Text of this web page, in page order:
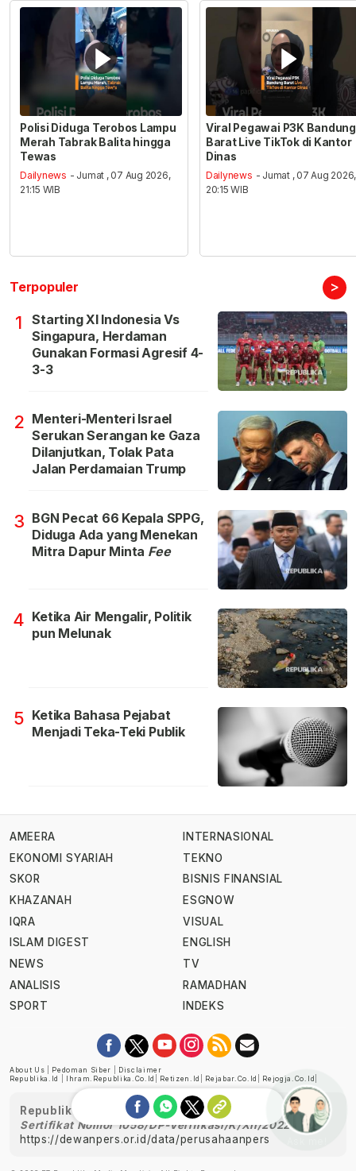
Polisi Diduga Terobos Lampu
Merah Tabrak Balita hingga
Tewas
Dailynews - Jumat , 07 Aug 2026,
21:15 WIB
Viral Pegawai P3K Bandung
Barat Live TikTok di Kantor
Dinas
Dailynews - Jumat , 07 Aug 2026,
20:15 WIB
Terpopuler >
1
Starting XI Indonesia Vs
Singapura, Herdaman
Gunakan Formasi Agresif 4-
3-3
2 Menteri-Menteri Israel
Serukan Serangan ke Gaza
Dilanjutkan, Tolak Pata
Jalan Perdamaian Trump
3 BGN Pecat 66 Kepala SPPG,
Diduga Ada yang Menekan
Mitra Dapur Minta Fee
4 Ketika Air Mengalir, Politik
pun Melunak
5 Ketika Bahasa Pejabat
Menjadi Teka-Teki Publik
AMEERA
EKONOMI SYARIAH
SKOR
KHAZANAH
IQRA
ISLAM DIGEST
NEWS
ANALISIS
SPORT
INTERNASIONAL
TEKNO
BISNIS FINANSIAL
ESGNOW
VISUAL
ENGLISH
TV
RAMADHAN
INDEKS
About Us Pedoman Siber
Disclaimer
Republika.id
Ihram.republika.co.id Retizen.id Rejabar.co.id Rejogja.co.id
Republika telah diverifikasi oleh Dewan Pers
Sertifikat Nomor 1058/DP-Verifikasi/K/XII/2022
https://dewanpers.or.id/data/perusahaanpers